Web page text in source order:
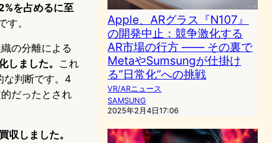
を占めるに至
。
の分離による
ました。
これ
な判断です。4
だったとされ
しました。
Apple、ARグラス『N107』
の開発中止：競争激化する
AR市場の行方 ―― その裏で
MetaやSumsungが仕掛け
る”日常化”への挑戦
VR/ARニュース
SAMSUNG
2025年2月4日17:06